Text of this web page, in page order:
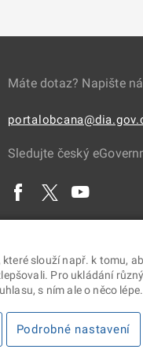
Máte dotaz? Napište
Sledujte český
jsou poskytovány v
slouží např. k tomu,
Pro ukládání
s ním ale o něco lépe.
Podrobné nastavení